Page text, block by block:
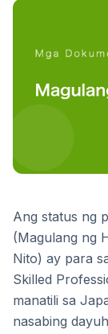
Ang status ng
(Magulang ng
Nito) ay para
Skilled
manatili sa
nasabing